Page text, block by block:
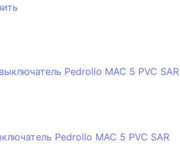
Pedrollo MAC 5 PVC SAR